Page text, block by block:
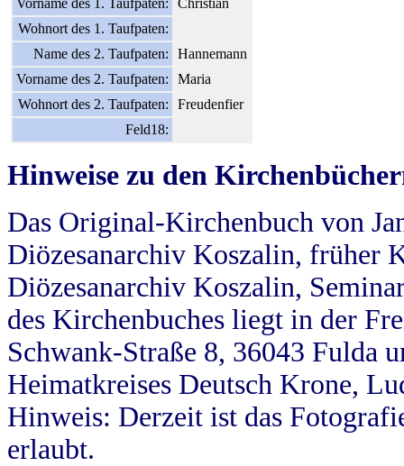
Vorname des 1. Taufpaten:
Christian
Wohnort des 1. Taufpaten:
Name des 2. Taufpaten:
Hannemann
Vorname des 2. Taufpaten:
Maria
Wohnort des 2. Taufpaten:
Freudenfier
Feld18:
Hinweise zu den
Das Original-Kirchenbuch von
Diözesanarchiv Koszalin, früher
Diözesanarchiv Koszalin,
des Kirchenbuches liegt in der
Schwank-Straße 8, 36043 Fulda
Heimatkreises Deutsch Krone,
Hinweis: Derzeit ist das
erlaubt.